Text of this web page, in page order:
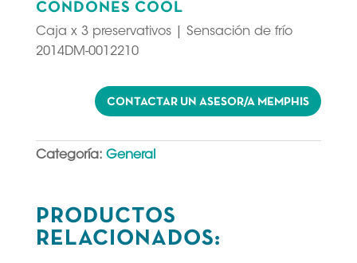
CONDONES COOL
Caja x 3 preservativos | Sensación de frío
2014DM-0012210
CONTACTAR UN ASESOR/A MEMPHIS
Categoría: General
PRODUCTOS
RELACIONADOS: